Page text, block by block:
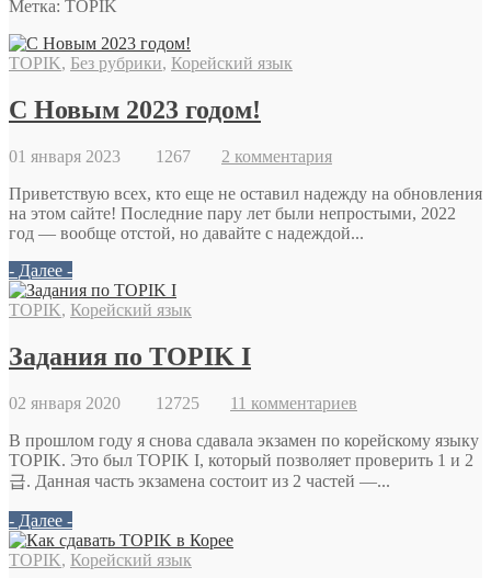
Метка: TOPIK
TOPIK, Без рубрики, Корейский язык
С Новым 2023 годом!
01 января 2023 1267 2 комментария
Приветствую всех, кто еще не оставил надежду на обновления
на этом сайте! Последние пару лет были непростыми, 2022
год — вообще отстой, но давайте с надеждой...
- Далее -
TOPIK, Корейский язык
Задания по TOPIK I
02 января 2020 12725 11 комментариев
В прошлом году я снова сдавала экзамен по корейскому языку
TOPIK. Это был TOPIK I, который позволяет проверить 1 и 2
급. Данная часть экзамена состоит из 2 частей —...
- Далее -
TOPIK, Корейский язык